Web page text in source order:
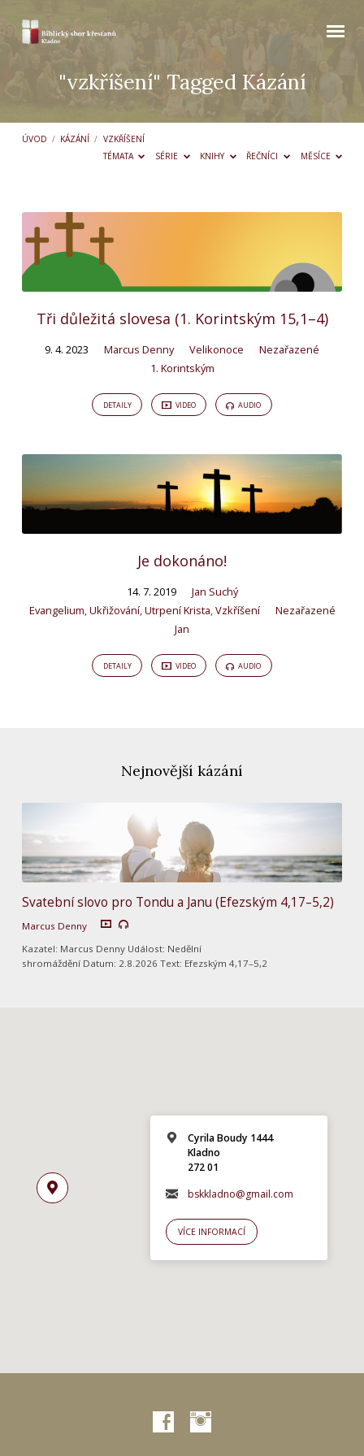
"vzkříšení" Tagged Kázání
ÚVOD / KÁZÁNÍ / VZKŘÍŠENÍ
TÉMATA
SÉRIE KNIHY ŘEČNÍCI MĚSÍCE
"vzkříšení"
Tagged
Kázání
Tři důležitá slovesa (1. Korintským 15,1–4)
9. 4. 2023 Marcus Denny Velikonoce
Nezařazené
1. Korintským
DETAILY VIDEO AUDIO
Je dokonáno!
14. 7. 2019
Jan Suchý
Evangelium,Ukřižování,Utrpení Krista,Vzkříšení
Nezařazené
Jan
DETAILY VIDEO AUDIO
Nejnovější kázání
Svatební slovo pro Tondu a Janu (Efezským 4,17–5,2)
Marcus Denny
Kazatel: Marcus Denny Událost: Nedělní
shromáždění Datum: 2.8.2026 Text: Efezským 4,17–5,2
Cyrila Boudy 1444
Kladno
272 01
bskkladno@gmail.com
VÍCE INFORMACÍ